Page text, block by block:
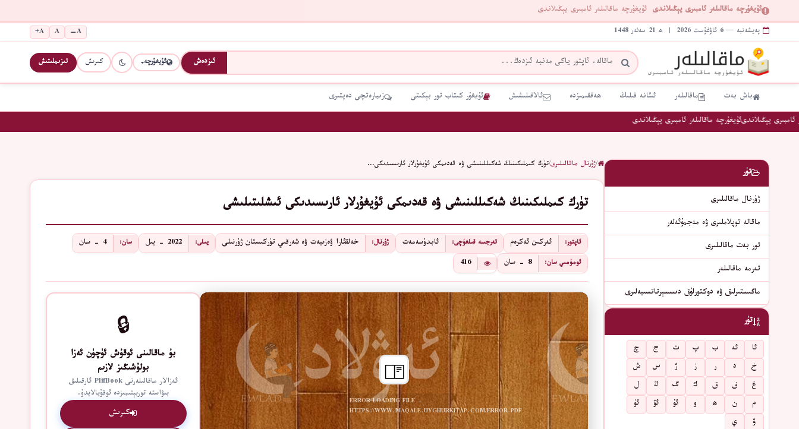
ئۇيغۇرچە ماقالىلەر ئامبىرى يېڭىلاندى ئۇيغۇرچە ماقالىلەر ئامبىرى يېڭىلاندى
پەيشەنبە — 6 ئاۋغۇست 2026 | ھ 21 سەفەر 1448 A−
A
A+
ئىزدەش ئۇيغۇرچە كىرىش تىزىملىتىش
باش بەت ماقالىلەر ئىئانە قىلىڭ ھەققىمىزدە ئالاقىلىشىش ئۇيغۇر كىتاب تور بېكىتى زىيارەتچى دەپتىرى
يېڭىلاندىئۇيغۇرچە ماقالىلەر ئامبىرى يېڭىلاندى
/ژۇرنال ماقالىلىرى/تۈرك كىملىكىنىڭ شەكىللىنىشى ۋە قەدىمكى ئۇيغۇرلار ئارىسىدىكى…
تۈرك كىملىكىنىڭ شەكىللىنىشى ۋە قەدىمكى ئۇيغۇرلار ئارىسىدىكى ئىشلىتىلىشى
ئاپتور: ئەركىن ئەكرەم تەرجىمە قىلغۇچى: ئابدۇسەمەت ژۇرنال: خەلقئارا ۋەزىيەت ۋە شەرقىي تۈركىستان ژۇرنىلى يىلى: 2022 - يىل سان: 4 - سان
ئومۇمىي سان: 8 - سان 416
ERROR LOADING FILE -
HTTPS://WWW.MAQALE.UYGHURKITAP.COM/ERROR.PDF
🔒
بۇ ماقالىنى ئوقۇش ئۈچۈن ئەزا
بولۇشىڭىز لازىم
ئەزالار ماقالىلەرنى PlifBook ئارقىلىق
بىۋاستە توربېتىمىزدە ئوقۇيالايدۇ.
كىرىش
تۈر
ژۇرنال ماقالىلىرى
ماقالە توپلاملىرى ۋە مەجمۇئەلەر
تور بەت ماقالىلىرى
تەرمە ماقالىلەر
ماگىستىرلىق ۋە دوكتورلۇق دىسسېرتاتسىيەلىرى
تۈر
ئا ئە ب پ ت ج
چ
خ
د ر ز ژ س
ش
غ
ف ق ك گ ڭ
ل
م
ن ھ و ئۇ ئۆ
ئۈ
ۋ
ي